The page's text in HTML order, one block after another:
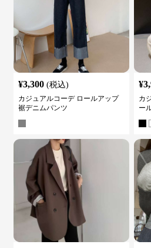
¥3,300 (税込)
カジュアルコーデ ロールアップ
裾デニムパンツ
¥
カ
ー